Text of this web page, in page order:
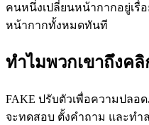
คนหนึ่งเปลี่ยนหน้ากากอยู่เรื่
หน้ากากทั้งหมดทันที
ทำไมพวกเขาถึงคลิ
FAKE ปรับตัวเพื่อความปลอ
จะทดสอบ ตั้งคำถาม และทำ